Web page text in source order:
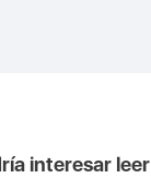
interesar leer